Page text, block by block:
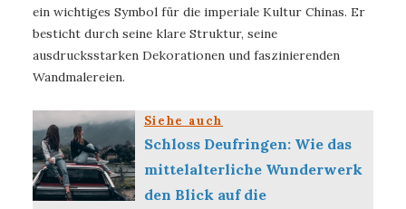
ein wichtiges Symbol für die imperiale Kultur Chinas. Er
besticht durch seine klare Struktur, seine
ausdrucksstarken Dekorationen und faszinierenden
Wandmalereien.
Siehe auch
Schloss Deufringen: Wie das
mittelalterliche Wunderwerk
den Blick auf die